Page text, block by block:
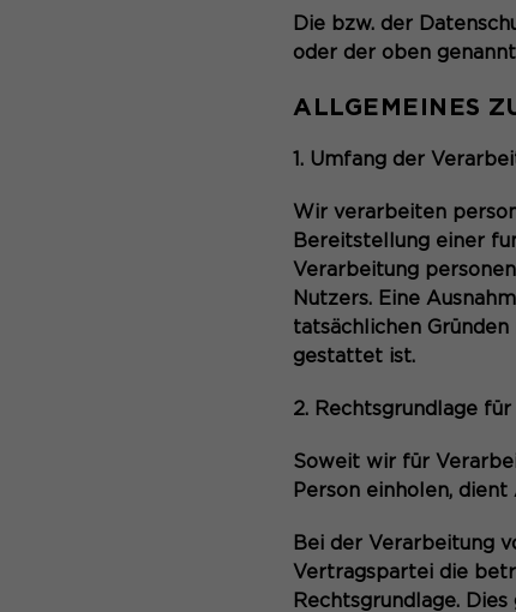
Die bzw. der
oder der oben
ALLGEMEINES
1. Umfang der
Wir verarbeiten
Bereitstellung einer
Verarbeitung
Nutzers. Eine
tatsächlichen
gestattet ist.
2. Rechtsgrundlage
Soweit wir für
Person einholen,
Bei der Verarbeitung
Vertragspartei die
Rechtsgrundlage.